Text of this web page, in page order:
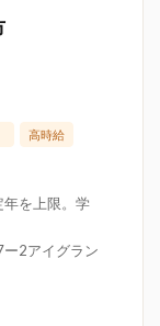
高時給
を上限。学
2アイグラン